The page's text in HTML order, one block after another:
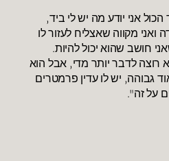
אני יודע מה יש לי ביד,
מקווה שאצליח לעזור לו
חושב שהוא יכול להיות.
רוצה לדבר יותר מדי, אבל הוא
גבוהה, יש לו עדין פרמטרים
על זה".